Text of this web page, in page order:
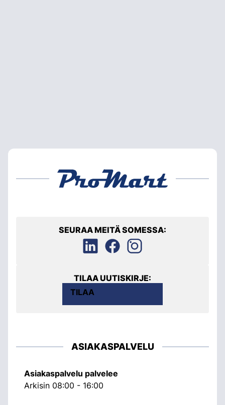
SEURAA MEITÄ SOMESSA:
TILAA UUTISKIRJE:
TILAA
ASIAKASPALVELU
Asiakaspalvelu palvelee
Arkisin 08:00 - 16:00